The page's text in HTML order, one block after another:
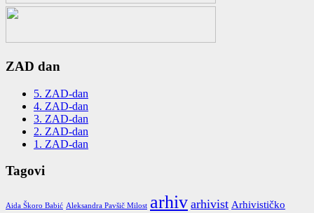
ZAD dan
5. ZAD-dan
4. ZAD-dan
3. ZAD-dan
2. ZAD-dan
1. ZAD-dan
Tagovi
Aida Škoro Babić Aleksandra Pavšič Milost arhiv arhivist Arhivističko